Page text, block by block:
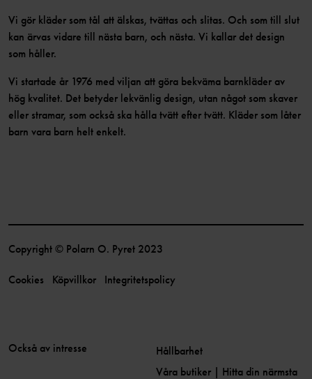
Vi gör kläder som tål att älskas, tvättas och slitas. Och som till slut
kan ärvas vidare till nästa barn, och nästa. Vi kallar det design
som håller.
Vi startade år 1976 med viljan att göra bekväma barnkläder av
hög kvalitet. Det betyder lekvänlig design, utan något som skaver
eller stramar, som också ska hålla tvätt efter tvätt. Kläder som låter
barn vara barn helt enkelt.
Copyright © Polarn O. Pyret 2023
Cookies Köpvillkor Integritetspolicy
Också av intresse
Hållbarhet
Våra butiker | Hitta din närmsta